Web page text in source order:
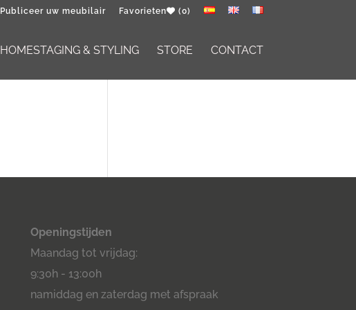
Publiceer uw meubilair Favorieten (0)
HOMESTAGING & STYLING STORE CONTACT
Openingstijden
Maandag tot vrijdag:
9:30h - 13:00h
namiddag en zaterdag met afspraak